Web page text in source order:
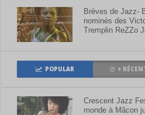
Brèves de Jazz-
nominés des
Tremplin ReZZo
POPULAR +
Crescent Jazz
monde à Mâcon